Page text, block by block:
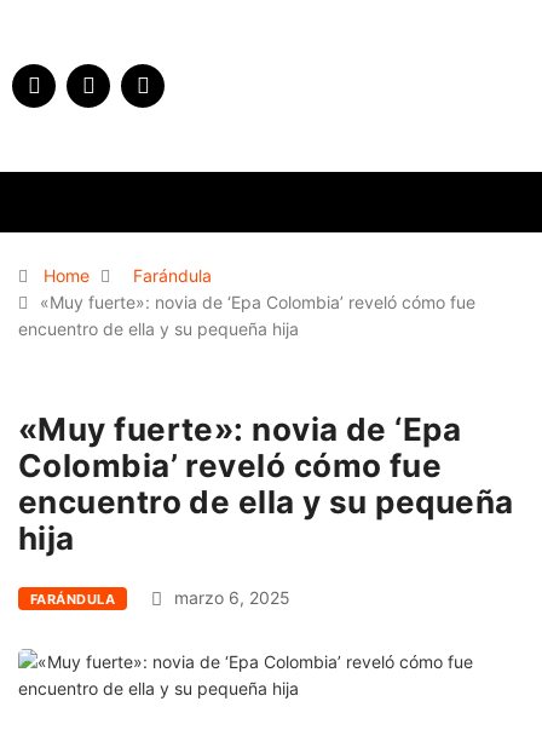
Home
Farándula
«Muy fuerte»: novia de ‘Epa Colombia’ reveló cómo fue
encuentro de ella y su pequeña hija
«Muy fuerte»: novia de ‘Epa
Colombia’ reveló cómo fue
encuentro de ella y su pequeña
hija
FARÁNDULA marzo 6, 2025